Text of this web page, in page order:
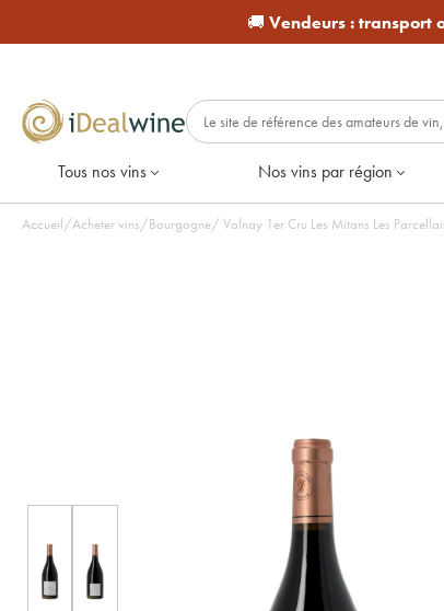
🚚 Vendeurs :transport
Tous nos vins Nos vins par région
Accueil/Acheter vins/Bourgogne/